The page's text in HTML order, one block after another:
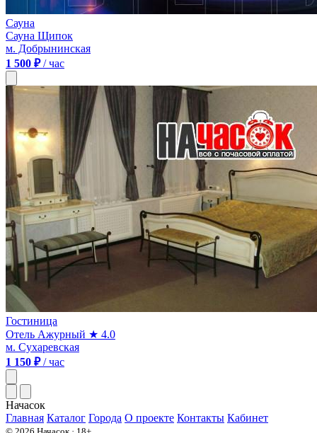
Сауна
Сауна Щипок
м. Добрынинская
1 500 ₽/ час
Гостиница
Отель Ажурный ★ 4.0
м. Сухаревская
1 150 ₽/ час
Начасок
Главная Каталог Города О проекте Контакты Кабинет